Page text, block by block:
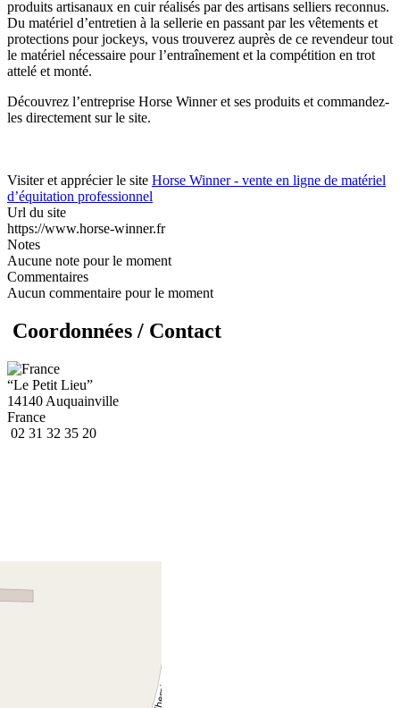
produits artisanaux en cuir réalisés par des artisans selliers reconnus.
Du matériel d’entretien à la sellerie en passant par les vêtements et
protections pour jockeys, vous trouverez auprès de ce revendeur tout
le matériel nécessaire pour l’entraînement et la compétition en trot
attelé et monté.
Découvrez l’entreprise Horse Winner et ses produits et commandez-
les directement sur le site.
Visiter et apprécier le site Horse Winner - vente en ligne de matériel
d’équitation professionnel
Url du site
https://www.horse-winner.fr
Notes
Aucune note pour le moment
Commentaires
Aucun commentaire pour le moment
Coordonnées / Contact
“Le Petit Lieu”
14140 Auquainville
France
02 31 32 35 20